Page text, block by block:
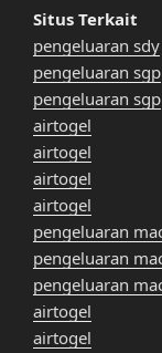
Situs Terkait
pengeluaran sdy
pengeluaran sgp
pengeluaran sgp
airtogel
airtogel
airtogel
airtogel
pengeluaran
pengeluaran
pengeluaran
airtogel
airtogel